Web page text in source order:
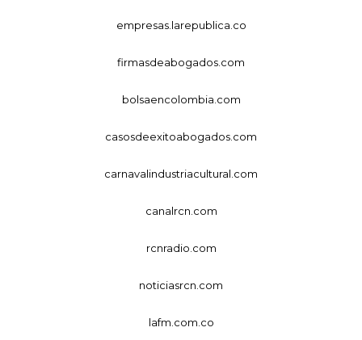
empresas.larepublica.co
firmasdeabogados.com
bolsaencolombia.com
casosdeexitoabogados.com
carnavalindustriacultural.com
canalrcn.com
rcnradio.com
noticiasrcn.com
lafm.com.co